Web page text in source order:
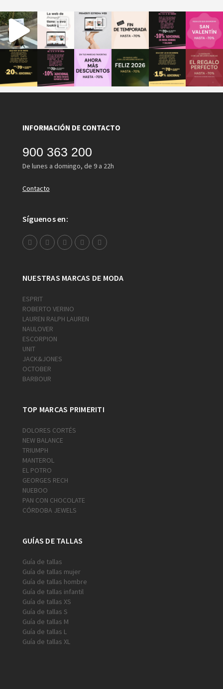
INFORMACIÓN DE CONTACTO
900 363 200
De lunes a domingo, de 9 a 22h
Contacto
Síguenos en:
NUESTRAS MARCAS DE MODA
ESPRIT
ROBERTO VERINO
LAUREN RALPH LAUREN
NAULOVER
ESCORPION
UNIT
JACK&JONES
OCTOBER
BARBOUR
TOP MARCAS PRIMERITI
DOLORES CORTÉS
NEW BALANCE
TRIUMPH
MANTEROL
EL POTRO
GEORGES RECH
NUEBOO
PAN CON CHOCOLATE
CÓRDOBA JEWELS
GUÍAS DE TALLAS
Guía de tallas
Guía de tallas mujer
Guía de tallas hombre
Guía de tallas infantil
Guía de tallas XS
Guía de tallas S
Guía de tallas M
Guía de tallas L
Guía de tallas XL